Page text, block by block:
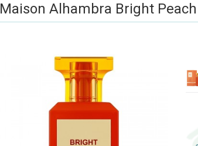
Maison Alhambra Bright Peach